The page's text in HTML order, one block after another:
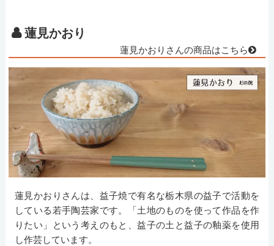
蓮見かおり
蓮見かおりさんの商品はこちら
蓮見かおりさんは、益子焼で有名な栃木県の益子で活動を
している若手陶芸家です。「土地のものを使って作品を作
りたい」という考えのもと、益子の土と益子の釉薬を使用
し作芸しています。